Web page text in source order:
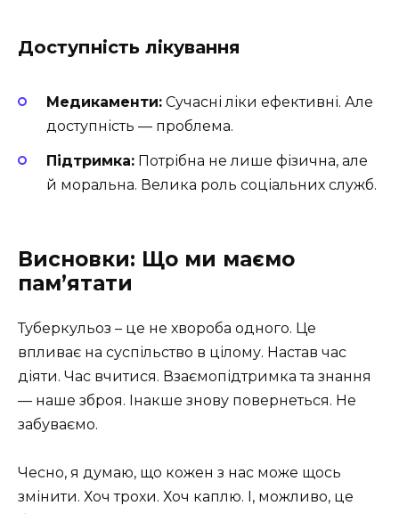
Доступність лікування
Медикаменти: Сучасні ліки ефективні. Але
доступність — проблема.
Підтримка: Потрібна не лише фізична, але
й моральна. Велика роль соціальних служб.
Висновки: Що ми маємо
пам’ятати
Туберкульоз – це не хвороба одного. Це
впливає на суспільство в цілому. Настав час
діяти. Час вчитися. Взаємопідтримка та знання
— наше зброя. Інакше знову повернеться. Не
забуваємо.
Чесно, я думаю, що кожен з нас може щось
змінити. Хоч трохи. Хоч каплю. І, можливо, це